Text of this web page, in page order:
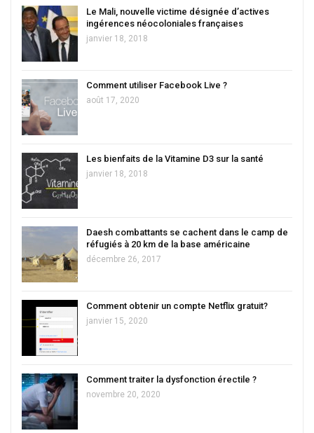
Le Mali, nouvelle victime désignée d’actives
ingérences néocoloniales françaises
janvier 18, 2018
Comment utiliser Facebook Live ?
août 17, 2020
Les bienfaits de la Vitamine D3 sur la santé
janvier 18, 2018
Daesh combattants se cachent dans le camp de
réfugiés à 20 km de la base américaine
décembre 26, 2017
Comment obtenir un compte Netflix gratuit?
janvier 15, 2020
Comment traiter la dysfonction érectile ?
novembre 20, 2020